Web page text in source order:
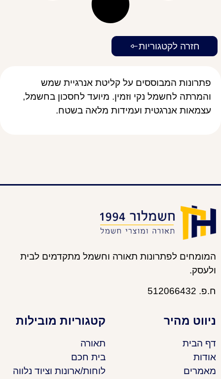
חזרה לקטגוריות
פתרונות המבוססים על קליטת אנרגיית שמש
והמרתה לחשמל נקי וזמין. מיועד לחסכון בחשמל,
עצמאות אנרגטית ועמידות מלאה בשטח.
המומחים לפתרונות תאורה וחשמל מתקדמים לבית
ולעסק.
ח.פ. 512066432
ניווט מהיר
דף הבית
אודות
מאמרים
קטגוריות מובילות
תאורה
בית חכם
לוחות/ארונות וציוד נלווה